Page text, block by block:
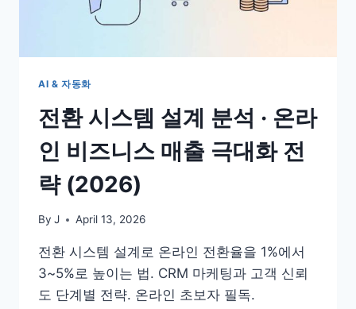
AI & 자동화
전환 시스템 설계 분석 · 온라
인 비즈니스 매출 극대화 전
략 (2026)
By J April 13, 2026
전환 시스템 설계로 온라인 전환율을 1%에서
3~5%로 높이는 법. CRM 마케팅과 고객 신뢰
도 단계별 전략. 온라인 초보자 필독.